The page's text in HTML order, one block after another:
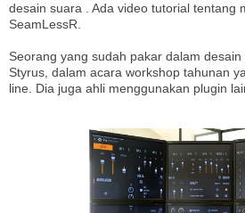
desain suara . Ada video tutorial tentang
SeamLessR.
Seorang yang sudah pakar dalam
Styrus, dalam acara workshop tahunan
line. Dia juga ahli menggunakan plugin